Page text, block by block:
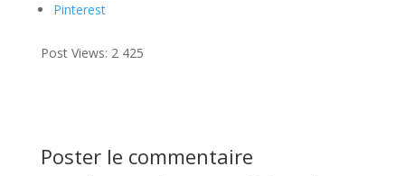
Pinterest
Post Views: 2 425
Poster le commentaire